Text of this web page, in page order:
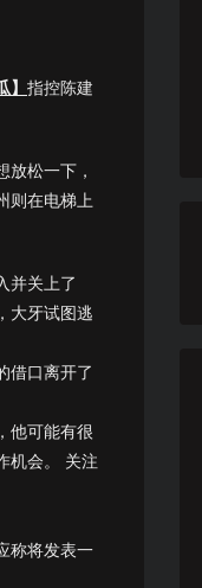
】 指控陈建
放松一下，
则在电梯上
并关上了
大牙试图逃
借口离开了
他可能有很
机会。 关注
称将发表一